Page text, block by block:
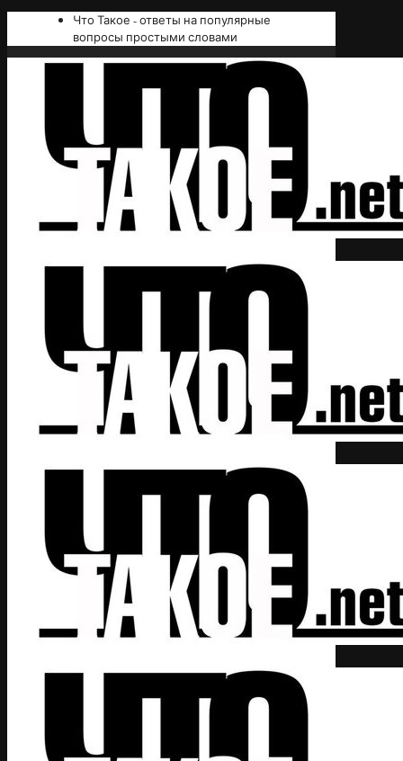
Что Такое - ответы на популярные
вопросы простыми словами